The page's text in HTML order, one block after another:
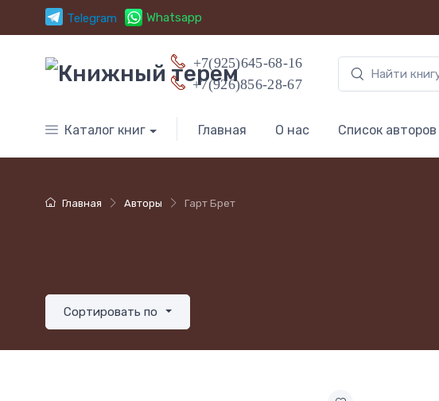
Telegram Whatsapp
+7(925)645-68-16
+7(926)856-28-67
Каталог книг Главная О нас Список авторов
Главная Авторы Гарт Брет
Сортировать по